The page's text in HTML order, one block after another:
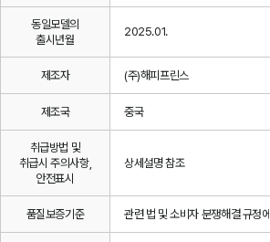
동일모델의
출시년월
2025.01.
제조자 (주)해피프린스
제조국 중국
취급방법 및
취급시 주의사항,
안전표시
상세설명 참조
품질보증기준 관련 법 및 소비자 분쟁해결 규정